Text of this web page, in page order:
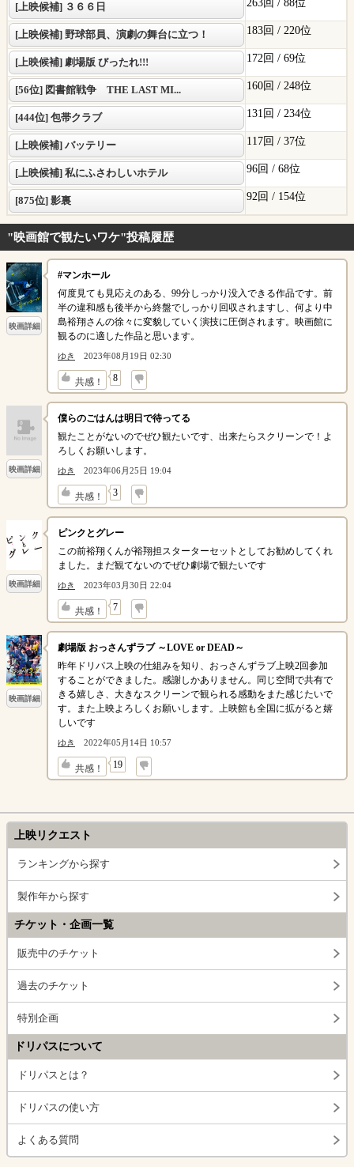
[上映候補] ３６６日 263回 / 88位
[上映候補] 野球部員、演劇の舞台に立つ！ 183回 / 220位
[上映候補] 劇場版 びったれ!!! 172回 / 69位
[56位] 図書館戦争 THE LAST MI... 160回 / 248位
[444位] 包帯クラブ 131回 / 234位
[上映候補] バッテリー 117回 / 37位
[上映候補] 私にふさわしいホテル 96回 / 68位
[875位] 影裏 92回 / 154位
"映画館で観たいワケ"投稿履歴
映画詳細
#マンホール
何度見ても見応えのある、99分しっかり没入できる作品です。前
半の違和感も後半から終盤でしっかり回収されますし、何より中
島裕翔さんの徐々に変貌していく演技に圧倒されます。映画館に
観るのに適した作品と思います。
ゆき 2023年08月19日 02:30
共感！ 8
↓
映画詳細
僕らのごはんは明日で待ってる
観たことがないのでぜひ観たいです、出来たらスクリーンで！よ
ろしくお願いします。
ゆき 2023年06月25日 19:04
共感！ 3
↓
映画詳細
ピンクとグレー
この前裕翔くんが裕翔担スターターセットとしてお勧めしてくれ
ました。まだ観てないのでぜひ劇場で観たいです
ゆき 2023年03月30日 22:04
共感！ 7
↓
映画詳細
劇場版 おっさんずラブ ～LOVE or DEAD～
昨年ドリパス上映の仕組みを知り、おっさんずラブ上映2回参加
することができました。感謝しかありません。同じ空間で共有で
きる嬉しさ、大きなスクリーンで観られる感動をまた感じたいで
す。また上映よろしくお願いします。上映館も全国に拡がると嬉
しいです
ゆき 2022年05月14日 10:57
共感！ 19
↓
上映リクエスト
ランキングから探す
製作年から探す
チケット・企画一覧
販売中のチケット
過去のチケット
特別企画
ドリパスについて
ドリパスとは？
ドリパスの使い方
よくある質問